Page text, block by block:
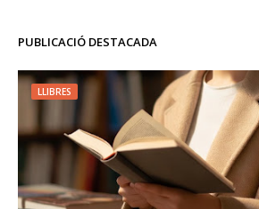
PUBLICACIÓ DESTACADA
LLIBRES